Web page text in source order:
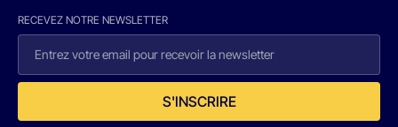
RECEVEZ NOTRE NEWSLETTER
S'INSCRIRE